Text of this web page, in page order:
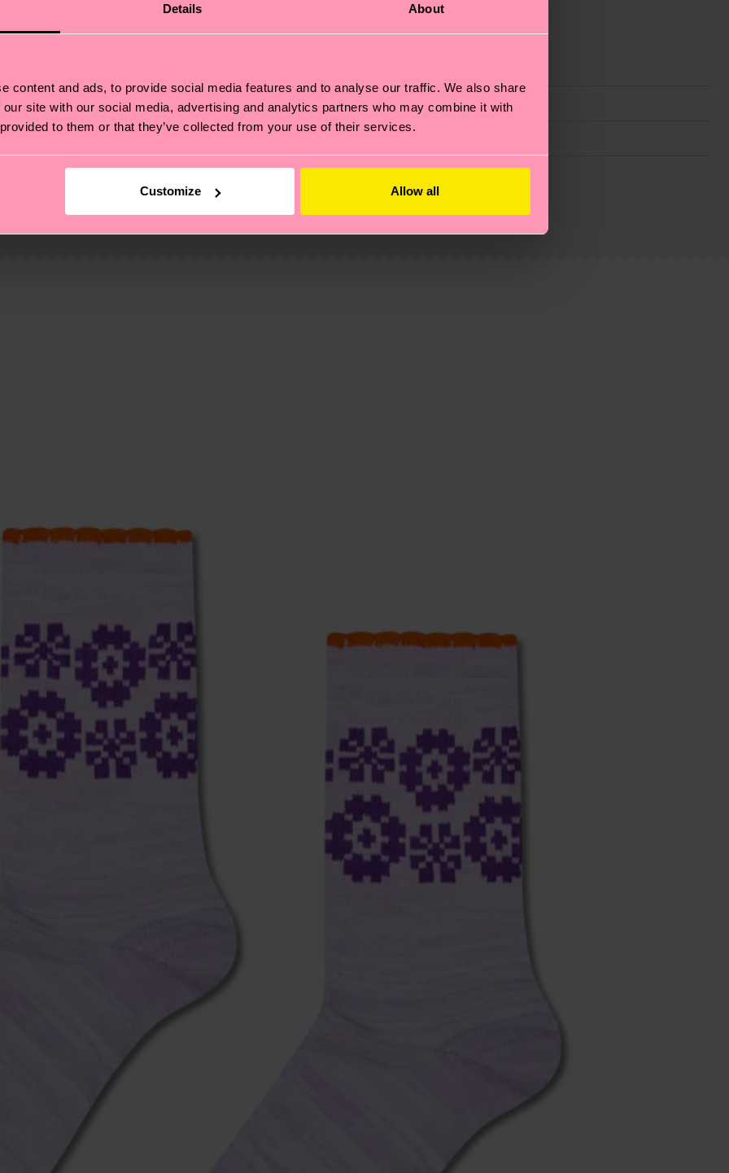
Details About
content and ads, to provide social media features and to analyse our traffic. We also share
site with our social media, advertising and analytics partners who may combine it with
to them or that they’ve collected from your use of their services.
Customize Allow all
– es geht auch um eine ethische Lieferkette, die Reduzierung von Emissionen, die richtige Pflege von
Tipps und Tricks findest du auf unserer
Nachhaltigkeitsseite.
einen Richtwert handelt und die genaue Lieferzeit von der lokalen Post in deinem Land abhängt.